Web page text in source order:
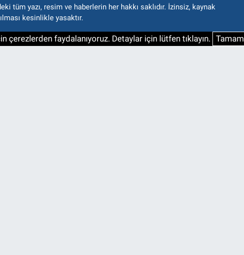
tüm yazı, resim ve haberlerin her hakkı saklıdır. İzinsiz, kaynak
kesinlikle yasaktır.
çerezlerden faydalanıyoruz. Detaylar için lütfen tıklayın. Tamam